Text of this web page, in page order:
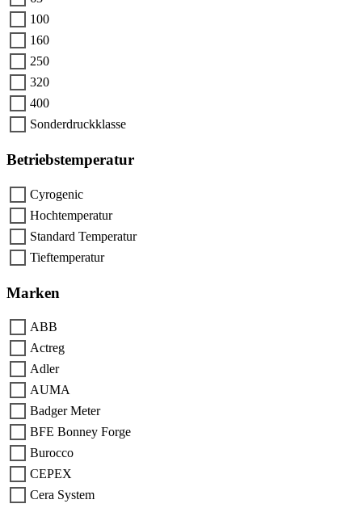
100
160
250
320
400
Sonderdruckklasse
Betriebstemperatur
Cyrogenic
Hochtemperatur
Standard Temperatur
Tieftemperatur
Marken
ABB
Actreg
Adler
AUMA
Badger Meter
BFE Bonney Forge
Burocco
CEPEX
Cera System